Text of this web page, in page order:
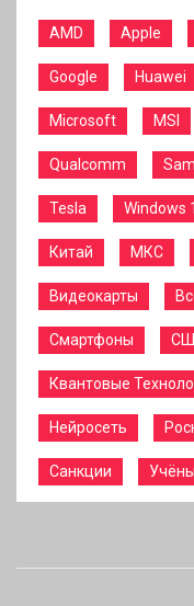
AMD Apple
Google Huawei
Microsoft MSI
Qualcomm
Tesla Windows
Китай МКС
Видеокарты
Смартфоны
Квантовые
Нейросеть
Санкции